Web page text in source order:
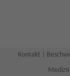
Kontakt